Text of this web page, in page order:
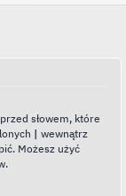
przed słowem, które
| wewnątrz
Możesz użyć